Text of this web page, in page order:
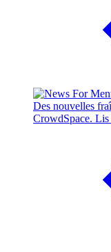
Des nouvelles
CrowdSpace. Lis